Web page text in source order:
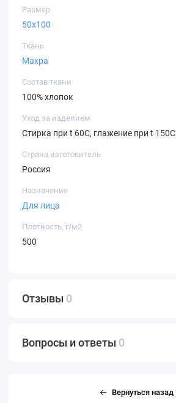
Размер
50х100
Ткань
Махра
Состав ткани
100% хлопок
Уход за изделием
Стирка при t 60С, глажение при t 150С
Страна изготовитель
Россия
Назначение
Для лица
Плотность, г/м2
500
Отзывы 0
Вопросы и ответы 0
Вернуться назад